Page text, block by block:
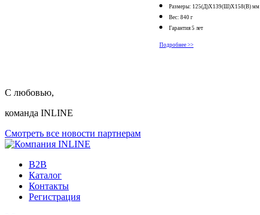
Размеры: 125(Д)X139(Ш)X158(В) мм
Вес: 840 г
Гарантия 5 лет
Подробнее >>
С любовью,
команда INLINE
Смотреть все новости партнерам
B2B
Каталог
Контакты
Регистрация